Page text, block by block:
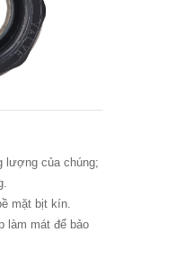
lượng của chúng;
mặt bịt kín.
làm mát để bảo